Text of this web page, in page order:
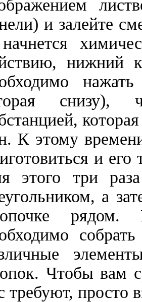
и залейте
нижний
снизу),
К этому
и его
этого три
а
Чтобы вам
требуют,